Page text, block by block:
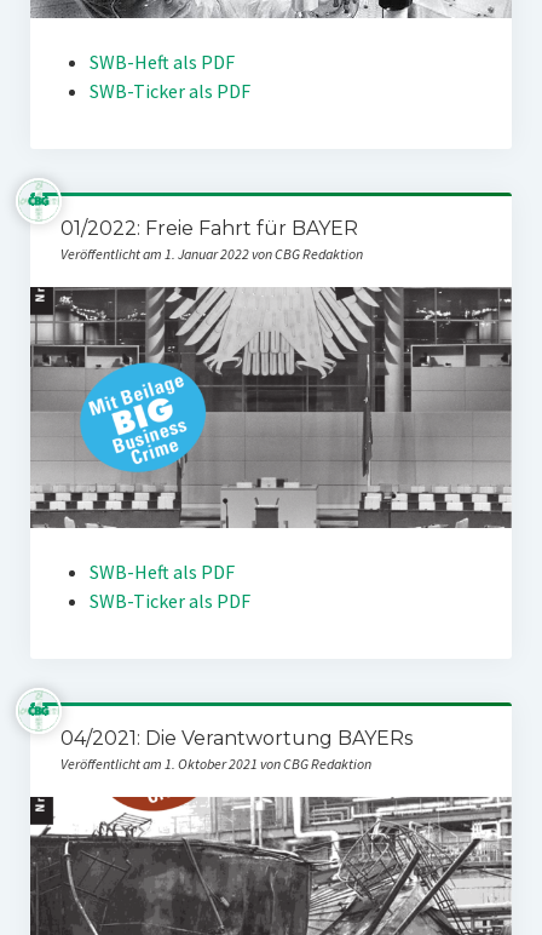
SWB-Heft als PDF
SWB-Ticker als PDF
01/2022: Freie Fahrt für BAYER
Veröffentlicht am 1. Januar 2022 von CBG Redaktion
SWB-Heft als PDF
SWB-Ticker als PDF
04/2021: Die Verantwortung BAYERs
Veröffentlicht am 1. Oktober 2021 von CBG Redaktion